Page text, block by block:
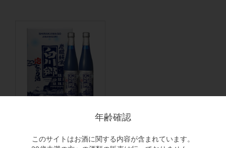
年齢確認
このサイトはお酒に関する内容が含まれています。
炭酸純米白川郷 泡にごり酒
500ml×2本セット